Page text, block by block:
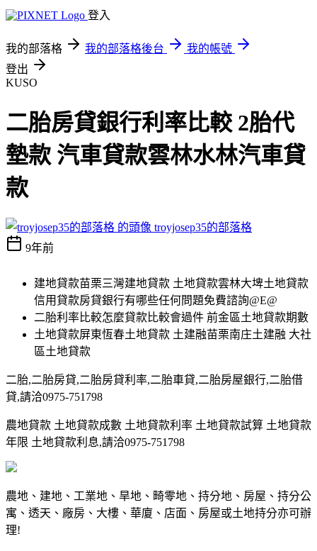
登入
我的部落格 我的部落格後台
我的帳號
登出
KUSO
二胎房貸銀行利率比較 2胎代
墊款 汽車貸款雲林水林汽車貸
款
troyjosep35的部落格
9年前
建地貸款苗栗三灣建地貸款 土地貸款雲林大埤土地貸款
信用貸款房貸銀行有哪些任何問題免費諮詢@E@
二胎利率比較怎麼貸款比較會過件 前金區土地貸款期數
土地貸款屏東恆春土地貸款 土建融苗栗南庄土建融 大社
區土地貸款
二胎,二胎房貸,二胎房貸利率,二胎車貸,二胎房屋銀行,二胎借
貸,請洽0975-751798
農地貸款 土地貸款成數 土地貸款利率 土地貸款試算 土地貸款
年限 土地貸款利息,請洽0975-751798
農地、建地、工業地、旱地、畸零地、持分地、房屋、持分公
寓、透天、廠房、大樓、華廈、店面、房屋或土地持分亦可辦
理!